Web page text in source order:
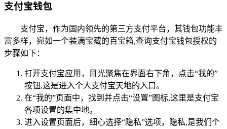
支付宝钱包
支付宝，作为国内领先的第三方支付平台，其钱包功能丰
富多样，宛如一个装满宝藏的百宝箱,查询支付宝钱包授权的
步骤如下：
打开支付宝应用，目光聚焦在界面右下角，点击“我的”
按钮,这是进入个人支付宝天地的入口。
在“我的”页面中，找到并点击“设置”图标,这里是支付宝
各项设置的集中地。
进入设置页面后，细心选择“隐私”选项，隐私,是我们个